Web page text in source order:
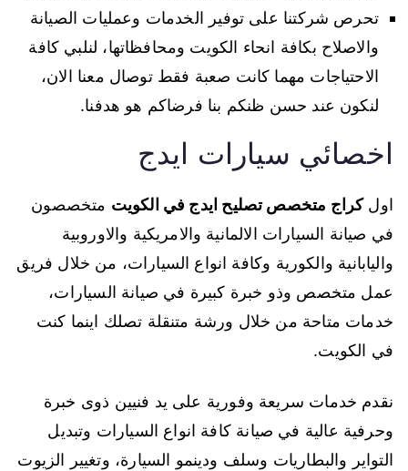
تحرص شركتنا على توفير الخدمات وعمليات الصيانة
والاصلاح بكافة انحاء الكويت ومحافظاتها، لنلبي كافة
الاحتياجات مهما كانت صعبة فقط توصال معنا الان،
لنكون عند حسن ظنكم بنا فرضاكم هو هدفنا.
اخصائي سيارات ايدج
اولكراج متخصص تصليح ايدج في الكويت متخصصون
في صيانة السيارات الالمانية والامريكية والاوروبية
واليابانية والكورية وكافة انواع السيارات، من خلال فريق
عمل متخصص وذو خبرة كبيرة في صيانة السيارات،
خدمات متاحة من خلال ورشة متنقلة تصلك اينما كنت
في الكويت.
نقدم خدمات سريعة وفورية على يد فنيين ذوى خبرة
وحرفية عالية في صيانة كافة انواع السيارات وتبديل
التواير والبطاريات وسلف ودينمو السيارة، وتغيير الزيوت